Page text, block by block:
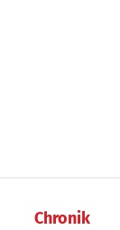
Chronik